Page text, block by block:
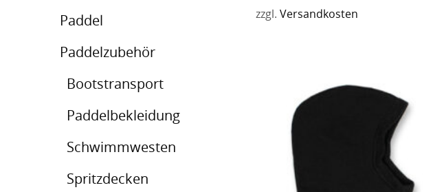
zzgl. Versandkosten
Paddel
Paddelzubehör
Bootstransport
Paddelbekleidung
Schwimmwesten
Spritzdecken